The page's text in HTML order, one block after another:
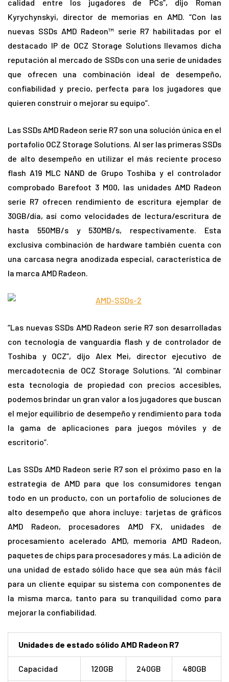
calidad entre los jugadores de PCs”, dijo Roman
Kyrychynskyi, director de memorias en AMD. “Con las
nuevas SSDs AMD Radeon™ serie R7 habilitadas por el
destacado IP de OCZ Storage Solutions llevamos dicha
reputación al mercado de SSDs con una serie de unidades
que ofrecen una combinación ideal de desempeño,
confiabilidad y precio, perfecta para los jugadores que
quieren construir o mejorar su equipo”.
Las SSDs AMD Radeon serie R7 son una solución única en el
portafolio OCZ Storage Solutions. Al ser las primeras SSDs
de alto desempeño en utilizar el más reciente proceso
flash A19 MLC NAND de Grupo Toshiba y el controlador
comprobado Barefoot 3 M00, las unidades AMD Radeon
serie R7 ofrecen rendimiento de escritura ejemplar de
30GB/día, así como velocidades de lectura/escritura de
hasta 550MB/s y 530MB/s, respectivamente. Esta
exclusiva combinación de hardware también cuenta con
una carcasa negra anodizada especial, característica de
la marca AMD Radeon.
“Las nuevas SSDs AMD Radeon serie R7 son desarrolladas
con tecnología de vanguardia flash y de controlador de
Toshiba y OCZ”, dijo Alex Mei, director ejecutivo de
mercadotecnia de OCZ Storage Solutions. “Al combinar
esta tecnología de propiedad con precios accesibles,
podemos brindar un gran valor a los jugadores que buscan
el mejor equilibrio de desempeño y rendimiento para toda
la gama de aplicaciones para juegos móviles y de
escritorio”.
Las SSDs AMD Radeon serie R7 son el próximo paso en la
estrategia de AMD para que los consumidores tengan
todo en un producto, con un portafolio de soluciones de
alto desempeño que ahora incluye: tarjetas de gráficos
AMD Radeon, procesadores AMD FX, unidades de
procesamiento acelerado AMD, memoria AMD Radeon,
paquetes de chips para procesadores y más. La adición de
una unidad de estado sólido hace que sea aún más fácil
para un cliente equipar su sistema con componentes de
la misma marca, tanto para su tranquilidad como para
mejorar la confiabilidad.
Unidades de estado sólido AMD Radeon R7
Capacidad 120GB 240GB 480GB